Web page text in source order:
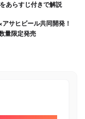
あらすじ付きで解説
量限定発売